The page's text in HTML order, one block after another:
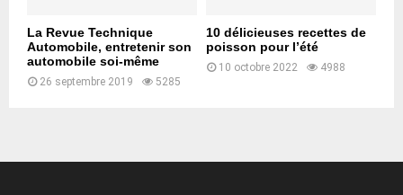
La Revue Technique
Automobile, entretenir son
automobile soi-même
26 septembre 2019 5285
10 délicieuses recettes de
poisson pour l’été
10 octobre 2022 4988